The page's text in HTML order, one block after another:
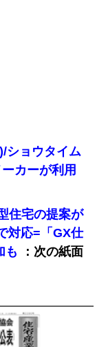
ショウタイム
カーが利用
住宅の提案が
対応=「GX仕
も
：次の紙面